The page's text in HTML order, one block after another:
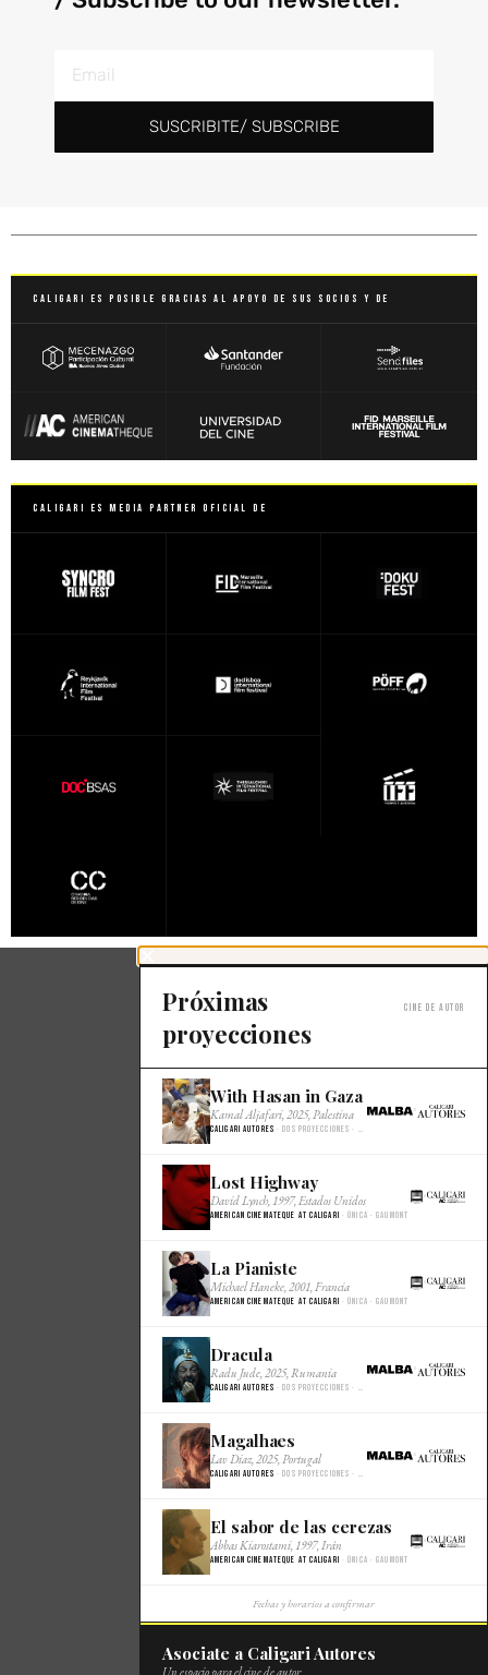
SUSCRIBITE/ SUBSCRIBE
Caligari es posible gracias al apoyo de sus socios y de
Caligari es Media Partner Oficial de
Próximas
proyecciones
Cine de autor
With Hasan in Gaza
Kamal Aljafari, 2025, Palestina
Caligari Autores · Dos proyecciones · Malba Cine
×
Lost Highway
David Lynch, 1997, Estados Unidos
American Cinemateque at Caligari · Única · Gaumont
×
La Pianiste
Michael Haneke, 2001, Francia
American Cinemateque at Caligari · Única · Gaumont
×
Dracula
Radu Jude, 2025, Rumania
Caligari Autores · Dos proyecciones · Malba Cine
×
Magalhaes
Lav Diaz, 2025, Portugal
Caligari Autores · Dos proyecciones · Malba Cine
×
El sabor de las cerezas
Abbas Kiarostami, 1997, Irán
American Cinemateque at Caligari · Única · Gaumont
×
Fechas y horarios a confirmar
Asociate a Caligari Autores
Un espacio para el cine de autor